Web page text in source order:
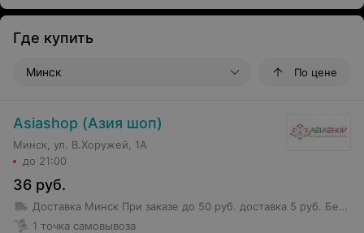
Где купить
Минск По цене
Asiashop (Азия шоп)
Минск, ул. В.Хоружей, 1А
до 21:00
36 руб.
Доставка Минск При заказе до 50 руб. доставка 5 руб. Бесплатная доставка от 50 руб.
1 точка самовывоза